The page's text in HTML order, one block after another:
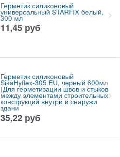
Герметик силиконовый
универсальный STARFIX белый,
300 мл
11,45 руб
Герметик силиконовый
SikaHyflex-305 EU, черный 600мл
(Для герметизации швов и стыков
между элементами строительных
конструкций внутри и снаружи
здани
35,22 руб